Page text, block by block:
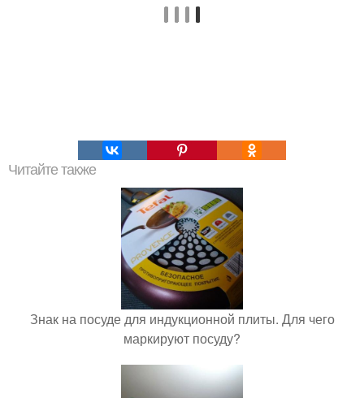
Читайте также
Знак на посуде для индукционной плиты. Для чего
маркируют посуду?